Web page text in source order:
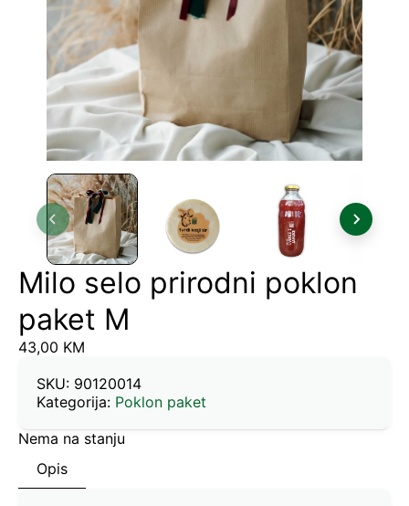
Milo selo prirodni poklon
paket M
43,00 KM
SKU: 90120014
Kategorija: Poklon paket
Nema na stanju
Opis